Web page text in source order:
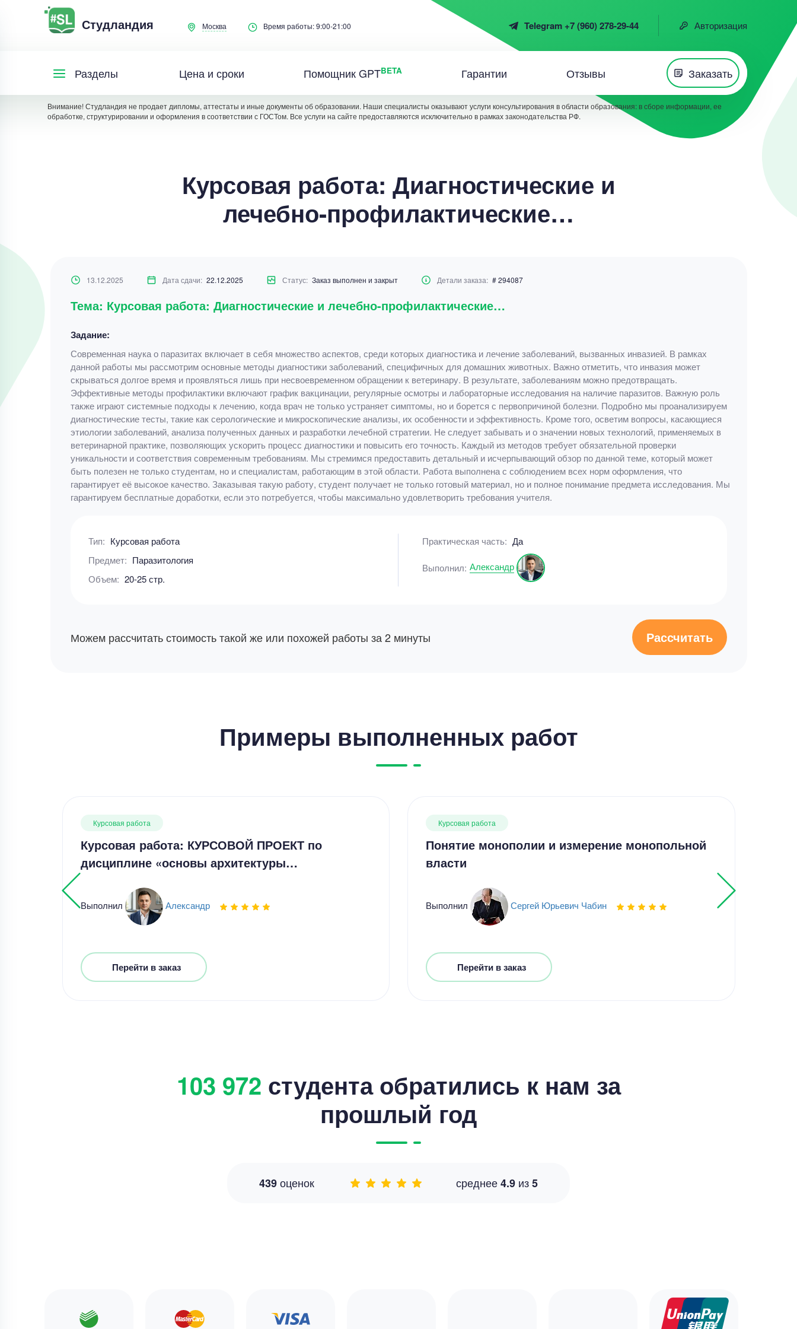
Студландия Москва Время работы: 9:00-21:00 Telegram +7 (960) 278-29-44 Авторизация
Разделы Цена и сроки Помощник GPTBETA Гарантии Отзывы Заказать
Внимание! Студландия не продает дипломы, аттестаты и иные документы об образовании. Наши специалисты оказывают услуги консультирования в области образования: в сборе информации, ее
обработке, структурировании и оформления в соответствии с ГОСТом. Все услуги на сайте предоставляются исключительно в рамках законодательства РФ.
Курсовая работа: Диагностические и
лечебно-профилактические…
13.12.2025 Дата сдачи: 22.12.2025 Статус: Заказ выполнен и закрыт Детали заказа: # 294087
Тема: Курсовая работа: Диагностические и лечебно-профилактические…
Задание:
Современная наука о паразитах включает в себя множество аспектов, среди которых диагностика и лечение заболеваний, вызванных инвазией. В рамках
данной работы мы рассмотрим основные методы диагностики заболеваний, специфичных для домашних животных. Важно отметить, что инвазия может
скрываться долгое время и проявляться лишь при несвоевременном обращении к ветеринару. В результате, заболеваниям можно предотвращать.
Эффективные методы профилактики включают график вакцинации, регулярные осмотры и лабораторные исследования на наличие паразитов. Важную роль
также играют системные подходы к лечению, когда врач не только устраняет симптомы, но и борется с первопричиной болезни. Подробно мы проанализируем
диагностические тесты, такие как серологические и микроскопические анализы, их особенности и эффективность. Кроме того, осветим вопросы, касающиеся
этиологии заболеваний, анализа полученных данных и разработки лечебной стратегии. Не следует забывать и о значении новых технологий, применяемых в
ветеринарной практике, позволяющих ускорить процесс диагностики и повысить его точность. Каждый из методов требует обязательной проверки
уникальности и соответствия современным требованиям. Мы стремимся предоставить детальный и исчерпывающий обзор по данной теме, который может
быть полезен не только студентам, но и специалистам, работающим в этой области. Работа выполнена с соблюдением всех норм оформления, что
гарантирует её высокое качество. Заказывая такую работу, студент получает не только готовый материал, но и полное понимание предмета исследования. Мы
гарантируем бесплатные доработки, если это потребуется, чтобы максимально удовлетворить требования учителя.
Тип: Курсовая работа
Предмет: Паразитология
Объем: 20-25 стр.
Практическая часть: Да
Выполнил: Александр
Можем рассчитать стоимость такой же или похожей работы за 2 минуты Рассчитать
Примеры выполненных работ
Курсовая работа
Курсовая работа: КУРСОВОЙ ПРОЕКТ по
дисциплине «основы архитектуры…
Выполнил Александр
Перейти в заказ
Курсовая работа
Понятие монополии и измерение монопольной
власти
Выполнил Сергей Юрьевич Чабин
Перейти в заказ
103 972 студента обратились к нам за
прошлый год
439оценок среднее4.9 из5